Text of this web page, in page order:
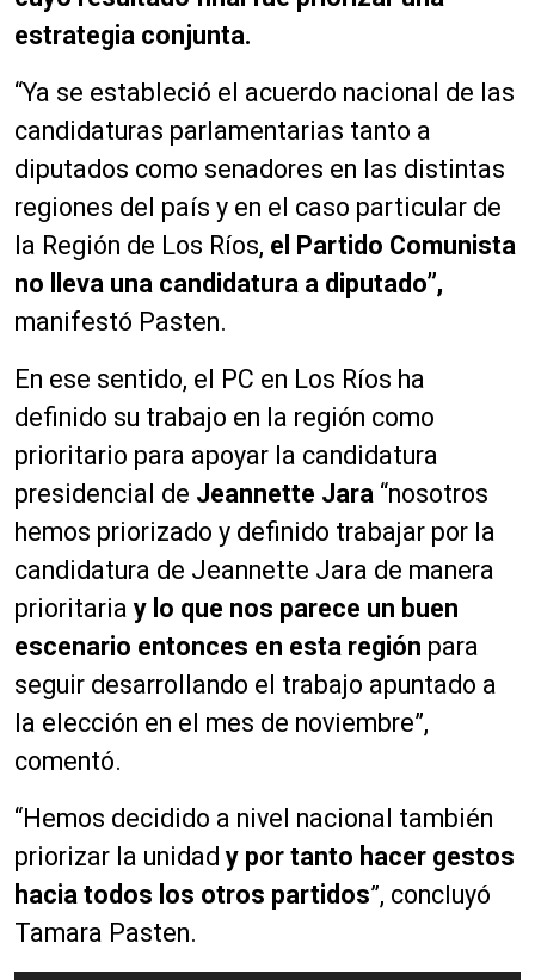
estrategia conjunta.
“Ya se estableció el acuerdo nacional de las
candidaturas parlamentarias tanto a
diputados como senadores en las distintas
regiones del país y en el caso particular de
la Región de Los Ríos, el Partido Comunista
no lleva una candidatura a diputado”,
manifestó Pasten.
En ese sentido, el PC en Los Ríos ha
definido su trabajo en la región como
prioritario para apoyar la candidatura
presidencial de Jeannette Jara “nosotros
hemos priorizado y definido trabajar por la
candidatura de Jeannette Jara de manera
prioritaria y lo que nos parece un buen
escenario entonces en esta región para
seguir desarrollando el trabajo apuntado a
la elección en el mes de noviembre”,
comentó.
“Hemos decidido a nivel nacional también
priorizar la unidad y por tanto hacer gestos
hacia todos los otros partidos”, concluyó
Tamara Pasten.